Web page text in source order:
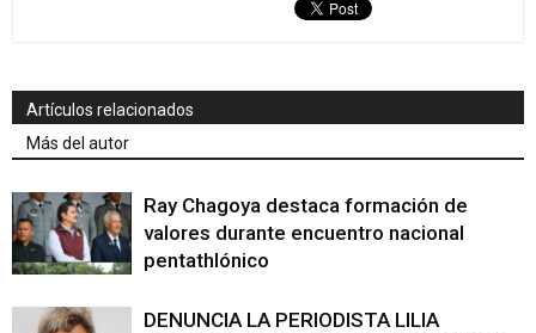
Artículos relacionados
Más del autor
Ray Chagoya destaca formación de
valores durante encuentro nacional
pentathlónico
DENUNCIA LA PERIODISTA LILIA